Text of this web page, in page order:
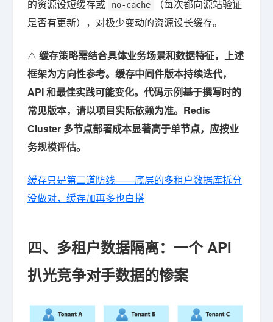
的资源设短缓存或 no-cache
（每次都向源站验证
是否有更新），对极少变动的资源设长缓存。
⚠️ 缓存策略需结合具体业务场景和数据特征，上述
框架为方向性参考。缓存中间件版本持续迭代，
API 和最佳实践可能变化。代码示例基于撰写时的
常见版本，请以项目实际依赖为准。Redis
Cluster 多节点部署成本显著高于单节点，应按业
务规模评估。
缓存只是第二道防线——底层的多租户数据库拆分
没做对，缓存加再多也白搭
四、多租户数据隔离：一个 API
扒光竞争对手数据的惨案